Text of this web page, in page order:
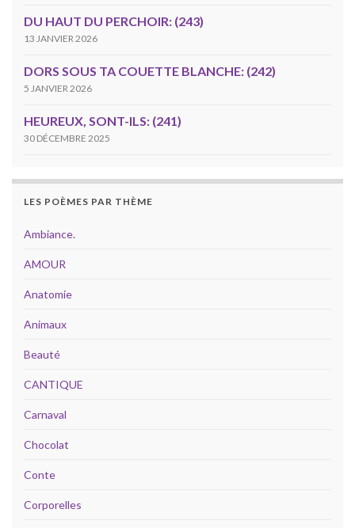
DU HAUT DU PERCHOIR: (243)
13 JANVIER 2026
DORS SOUS TA COUETTE BLANCHE: (242)
5 JANVIER 2026
HEUREUX, SONT-ILS: (241)
30 DÉCEMBRE 2025
LES POÈMES PAR THÈME
Ambiance.
AMOUR
Anatomie
Animaux
Beauté
CANTIQUE
Carnaval
Chocolat
Conte
Corporelles